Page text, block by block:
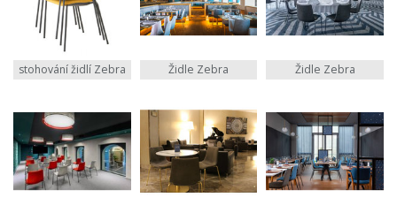
stohování židlí Zebra Židle Zebra Židle Zebra